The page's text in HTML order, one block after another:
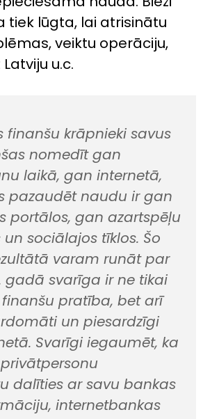
tiek lūgta, lai atrisinātu
veiktu operāciju,
u.c.
finanšu krāpnieki savus
nomedīt gan
laikā, gan internetā,
pazaudēt naudu ir gan
portālos, gan azartspēļu
sociālajos tīklos. Šo
varam runāt par
gadā svarīga ir ne tikai
pratība, bet arī
un piesardzīgi
Svarīgi iegaumēt, ka
dalīties ar savu bankas
internetbankas